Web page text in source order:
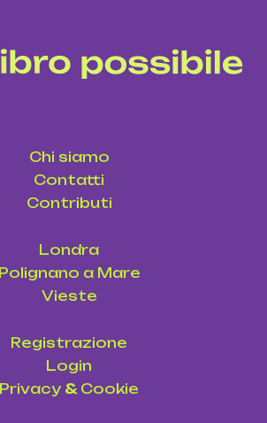
Chi siamo
Contatti
Contributi
Londra
Polignano a Mare
Vieste
Registrazione
Login
Privacy & Cookie